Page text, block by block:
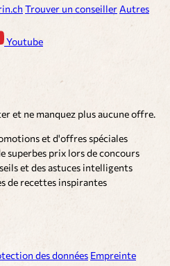
Trouver un conseiller Autres
Youtube
et ne manquez plus aucune offre.
et d'offres spéciales
superbes prix lors de concours
et des astuces intelligents
de recettes inspirantes
des données Empreinte